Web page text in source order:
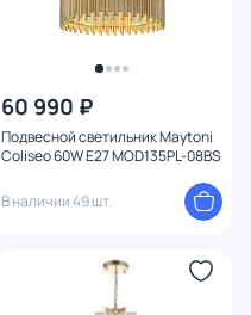
60 990 ₽
Подвесной светильник Maytoni
Coliseo 60W E27 MOD135PL-08BS
В наличии 49 шт.